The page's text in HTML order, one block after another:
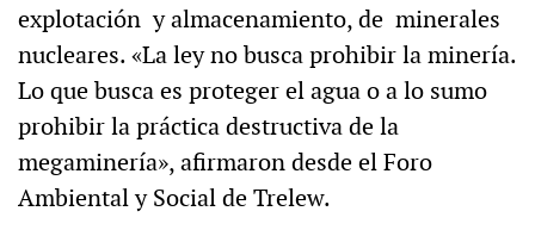
explotación y almacenamiento, de minerales
nucleares. «La ley no busca prohibir la minería.
Lo que busca es proteger el agua o a lo sumo
prohibir la práctica destructiva de la
megaminería», afirmaron desde el Foro
Ambiental y Social de Trelew.